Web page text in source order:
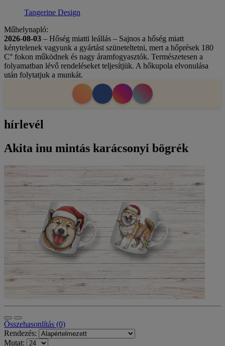
Tangerine Design
Műhelynapló:
2026-08-03 – Hőség miatti leállás – Sajnos a hőség miatt
kénytelenek vagyunk a gyártást szüneteltetni, mert a hőprések 180
C° fokon működnek és nagy áramfogyasztók. Természetesen a
folyamatban lévő rendeléseket teljesítjük. A hőkupola elvonulása
után folytatjuk a munkát.
hírlevél
Akita inu mintás karácsonyi bögrék
Összehasonlítás (0)
Rendezés:
Mutat: